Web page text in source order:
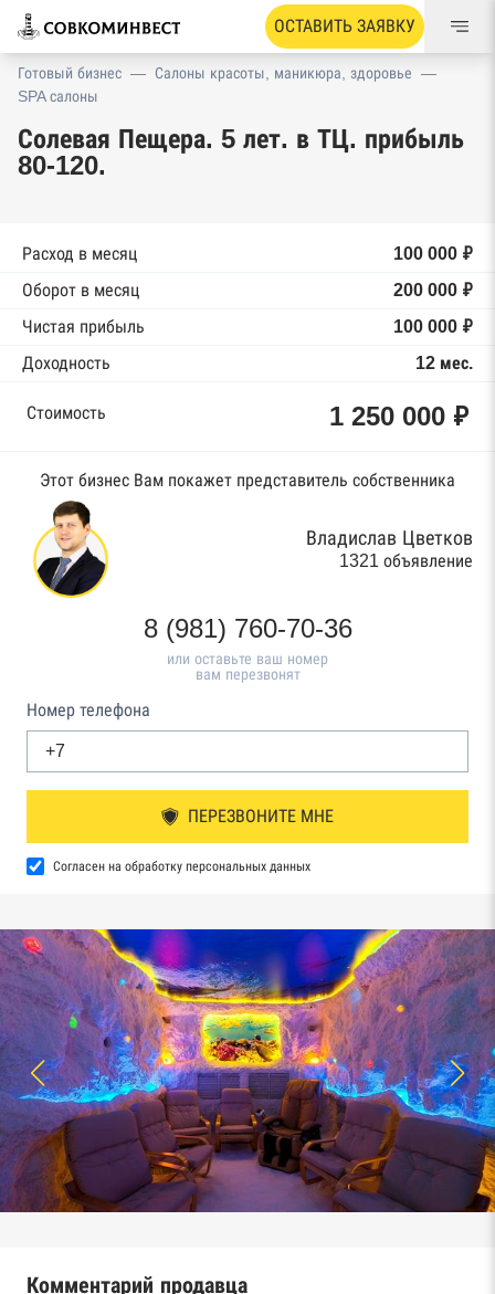
ОСТАВИТЬ ЗАЯВКУ
Готовый бизнес — Салоны красоты, маникюра, здоровье —
SPA салоны
Солевая Пещера. 5 лет. в ТЦ. прибыль
80-120.
Расход в месяц
100 000 ₽
Оборот в месяц
200 000 ₽
Чистая прибыль
100 000 ₽
Доходность
12 мес.
Стоимость 1 250 000 ₽
Этот бизнес Вам покажет представитель собственника
Владислав Цветков
1321 объявление
8 (981) 760-70-36
или оставьте ваш номер
вам перезвонят
Номер телефона
ПЕРЕЗВОНИТЕ МНЕ
Согласен на обработку персональных данных
Комментарий продавца